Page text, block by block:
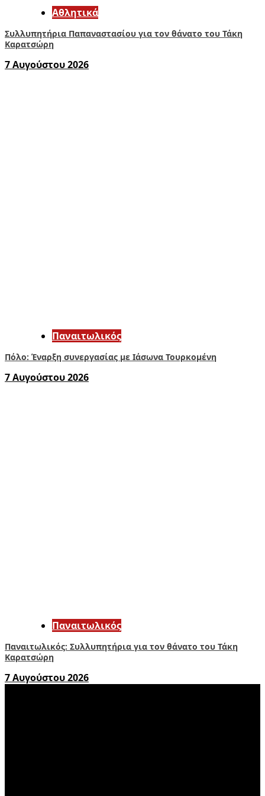
Αθλητικά
Συλλυπητήρια Παπαναστασίου για τον θάνατο του Τάκη
Καρατσώρη
7 Αυγούστου 2026
Παναιτωλικός
Πόλο: Έναρξη συνεργασίας με Ιάσωνα Τουρκομένη
7 Αυγούστου 2026
Παναιτωλικός
Παναιτωλικός: Συλλυπητήρια για τον θάνατο του Τάκη
Καρατσώρη
7 Αυγούστου 2026